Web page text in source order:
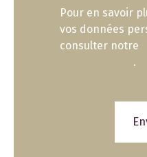
Pour en savoir
vos données
consulter notre
.